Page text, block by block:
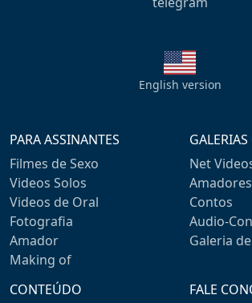
English version
PARA ASSINANTES
Filmes de Sexo
Videos Solos
Videos de Oral
Fotografia
Amador
Making of
GALERIAS
Net
Amadores
Contos
Audio-
Galeria
CONTEÚDO
FALE